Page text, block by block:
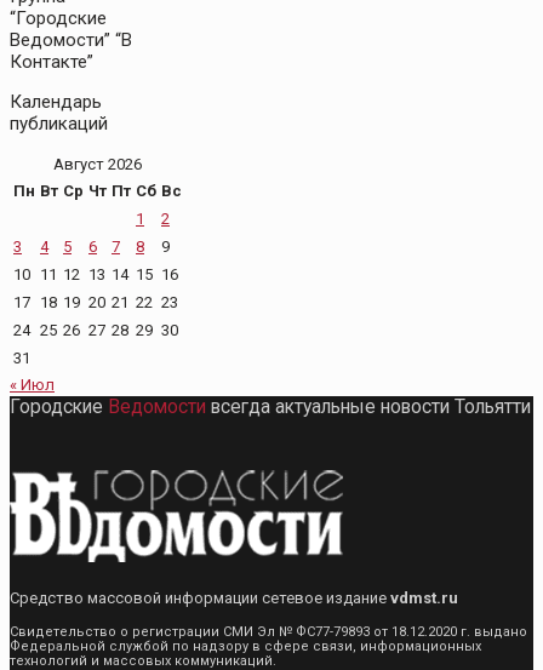
“Городские
Ведомости” “В
Контакте”
Календарь
публикаций
Август 2026
Пн Вт Ср Чт Пт Сб Вс
1
2
3
4 5 6 7 8
9
10 11 12 13 14 15 16
17 18 19 20 21 22 23
24 25 26 27 28 29 30
31
« Июл
Городские Ведомости всегда актуальные новости Тольятти
Средство массовой информации сетевое издание vdmst.ru
Свидетельство о регистрации СМИ Эл № ФС77-79893 от 18.12.2020 г. выдано
Федеральной службой по надзору в сфере связи, информационных
технологий и массовых коммуникаций.